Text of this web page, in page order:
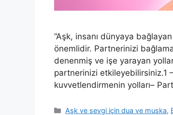
“Aşk, insanı dünyaya
önemlidir. Partnerinizi
denenmiş ve işe yarayan
partnerinizi etkileyebilirsiniz.1
kuvvetlendirmenin yolları–
Aşk ve sevgi için dua ve muska,